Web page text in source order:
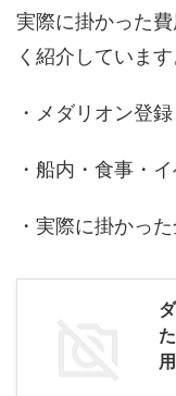
実際に掛かった
く紹介しています
・メダリオン登録
・船内・食事・
・実際に掛かっ